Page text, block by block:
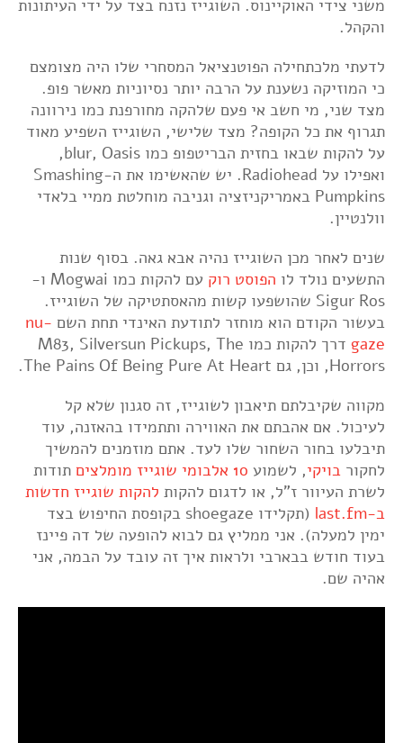
משני צידי האוקיינוס. השוגייז נזנח בצד על ידי העיתונות
והקהל.
לדעתי מלכתחילה הפוטנציאל המסחרי שלו היה מצומצם
כי המוזיקה נשענת על הרבה יותר נסיוניות מאשר פופ.
מצד שני, מי חשב אי פעם שלהקה מחורפנת כמו נירוונה
תגרוף את כל הקופה? מצד שלישי, השוגייז השפיע מאוד
על להקות שבאו בחזית הבריטפופ כמו blur, Oasis,
ואפילו על Radiohead. יש שהאשימו את ה-Smashing
Pumpkins באמריקניזציה וגניבה מוחלטת ממיי בלאדי
וולנטיין.
שנים לאחר מכן השוגייז נהיה אבא גאה. בסוף שנות
התשעים נולד לו הפוסט רוק
עם להקות כמו Mogwai ו-
Sigur Ros שהושפעו קשות מהאסתטיקה של השוגייז.
בעשור הקודם הוא מוחזר לתודעת האינדי תחת השם nu-
gaze
דרך להקות כמו M83, Silversun Pickups, The
Horrors, וכן, גם The Pains Of Being Pure At Heart.
מקווה שקיבלתם תיאבון לשוגייז, זה סגנון שלא קל
לעיכול. אם אהבתם את האווירה ותתמידו בהאזנה, עוד
תיבלעו בחור השחור שלו לעד. אתם מוזמנים להמשיך
לחקור בויקי, לשמוע 10 אלבומי שוגייז מומלצים
תודות
לשרת העיוור ז"ל, או לדגום להקות להקות שוגייז חדשות
ב-last.fm
(תקלידו shoegaze בקופסת החיפוש בצד
ימין למעלה). אני ממליץ גם לבוא להופעה של דה פיינז
בעוד חודש בבארבי ולראות איך זה עובד על הבמה, אני
אהיה שם.